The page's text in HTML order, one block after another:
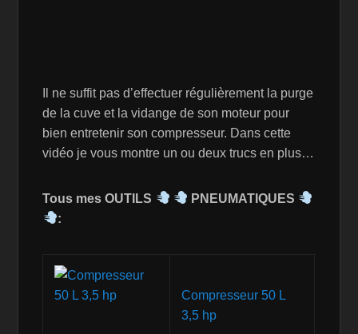
Il ne suffit pas d’effectuer régulièrement la purge
de la cuve et la vidange de son moteur pour
bien entretenir son compresseur. Dans cette
vidéo je vous montre un ou deux trucs en plus…
Tous mes OUTILS
PNEUMATIQUES
:
Compresseur 50 L
3,5 hp